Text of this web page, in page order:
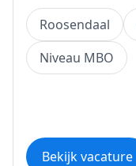
Roosendaal
Niveau MBO
Bekijk vacature